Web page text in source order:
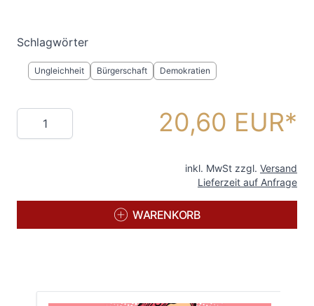
Schlagwörter
Ungleichheit Bürgerschaft Demokratien
Menge 20,60 EUR
inkl. MwSt zzgl. Versand
Lieferzeit auf Anfrage
WARENKORB